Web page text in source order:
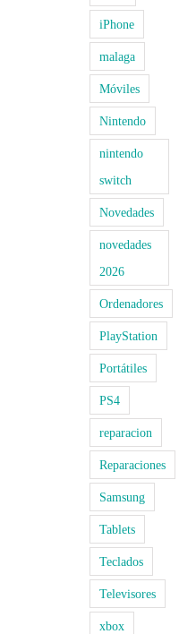
iPhone
malaga
Móviles
Nintendo
nintendo
switch
Novedades
novedades
2026
Ordenadores
PlayStation
Portátiles
PS4
reparacion
Reparaciones
Samsung
Tablets
Teclados
Televisores
xbox